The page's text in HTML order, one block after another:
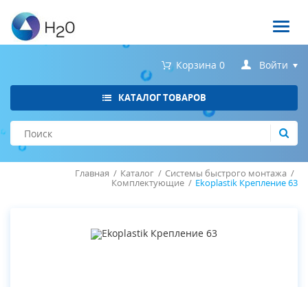
Главная / Каталог / Системы быстрого монтажа /
Комплектующие / Ekoplastik Крепление 63
КАТАЛОГ ТОВАРОВ
Корзина 0 Войти
Запомнить меня